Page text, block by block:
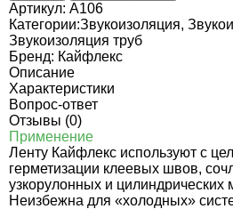
Артикул: A106
Категории:Звукоизоляция,
Звукоизоляция труб
Бренд: Кайфлекс
Описание
Характеристики
Вопрос-ответ
Отзывы (0)
Применение
Ленту Кайфлекс используют с
герметизации клеевых швов,
узкорулонных и цилиндрических
Неизбежна для «холодных»